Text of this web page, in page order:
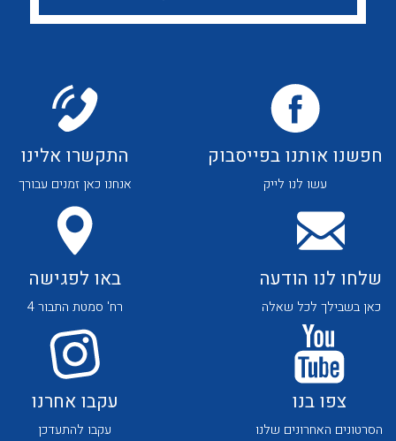
לכל מוצרי היצרן לכל מוצרי היצרן
לכל מוצרי היצרן לכל מוצרי היצרן
חפשנו אותנו בפייסבוק
עשו לנו לייק
התקשרו אלינו
אנחנו כאן זמנים עבורך
שלחו לנו הודעה
כאן בשבילך לכל שאלה
באו לפגישה
רח' סמטת התבור 4
צפו בנו
הסרטונים האחרונים שלנו
עקבו אחרנו
עקבו להתעדכן